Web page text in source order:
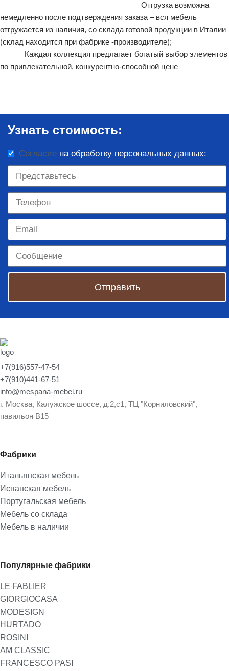
Отгрузка возможна
немедленно после подтверждения заказа – вся мебель
отгружается из наличия, со склада готовой продукции в Италии
(склад находится при фабрике -производителе);
Каждая коллекция предлагает богатый выбор элементов
пo привлекательной, конкурентно-способной цене
Узнать стоимость:
Согласие на обработку персональных данных:
Отправить
+7(916)557-47-54
+7(910)441-67-51
info@mespana-mebel.ru
г. Москва, Калужское шоссе, д.2,с1, ТЦ "Корниловский",
павильон В15
Фабрики
Итальянская мебель
Испанская мебель
Португальская мебель
Мебель со склада
Мебель в наличии
Популярные фабрики
LE FABLIER
GIORGIOCASA
MODESIGN
HURTADO
ROSINI
AM CLASSIC
FRANCESCO PASI